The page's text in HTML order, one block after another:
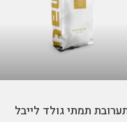
בחר אפשרויות
תמתי גולד לייבל